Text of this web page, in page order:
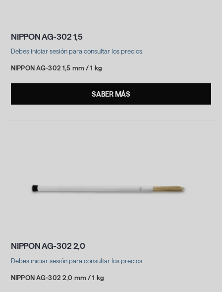
NIPPON AG-302 1,5
Debes iniciar sesión para consultar los precios.
NIPPON AG-302 1,5 mm / 1 kg
SABER MÁS
NIPPON AG-302 2,0
Debes iniciar sesión para consultar los precios.
NIPPON AG-302 2,0 mm / 1 kg